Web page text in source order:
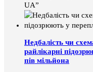
UA”
Недбалість чи
райлікарні
пів мільйона